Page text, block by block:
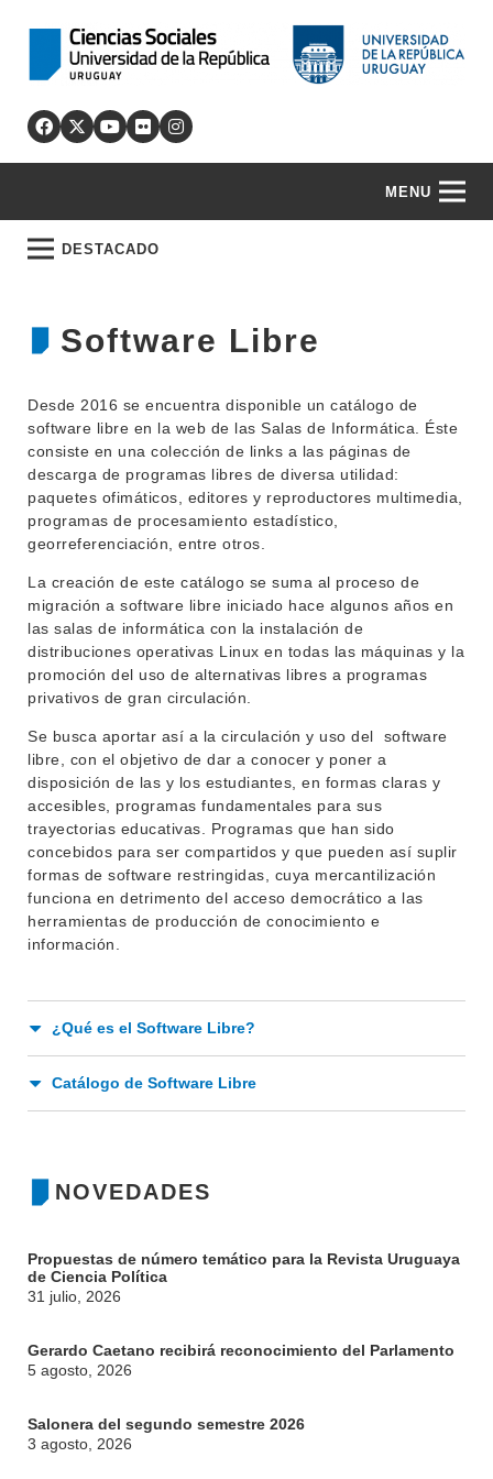
MENU
INSTITUCIONAL
DEPARTAMENTOS
ENSEÑANZA
INVESTIGACIÓN
EXTENSIÓN
LLAMADOS
CONTACTO
DESTACADO
BEDELÍA
EVA FCS
OFERTA DE GRADO
EDUCACIÓN PERMANENTE
BIBLIOTECA
NOVEDADES
Propuestas de número temático para la Revista Uruguaya
de Ciencia Política
31 julio, 2026
Gerardo Caetano recibirá reconocimiento del Parlamento
5 agosto, 2026
Salonera del segundo semestre 2026
3 agosto, 2026
Software Libre
Desde 2016 se encuentra disponible un catálogo de
software libre en la web de las Salas de Informática. Éste
consiste en una colección de links a las páginas de
descarga de programas libres de diversa utilidad:
paquetes ofimáticos, editores y reproductores multimedia,
programas de procesamiento estadístico,
georreferenciación, entre otros.
La creación de este catálogo se suma al proceso de
migración a software libre iniciado hace algunos años en
las salas de informática con la instalación de
distribuciones operativas Linux en todas las máquinas y la
promoción del uso de alternativas libres a programas
privativos de gran circulación.
Se busca aportar así a la circulación y uso del software
libre, con el objetivo de dar a conocer y poner a
disposición de las y los estudiantes, en formas claras y
accesibles, programas fundamentales para sus
trayectorias educativas. Programas que han sido
concebidos para ser compartidos y que pueden así suplir
formas de software restringidas, cuya mercantilización
funciona en detrimento del acceso democrático a las
herramientas de producción de conocimiento e
información.
¿Qué es el Software Libre?
Catálogo de Software Libre